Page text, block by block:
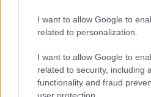
I want to allow Google to
related to personalization.
I want to allow Google to
related to security, including
functionality and fraud
user protection.
“I lavori sulle